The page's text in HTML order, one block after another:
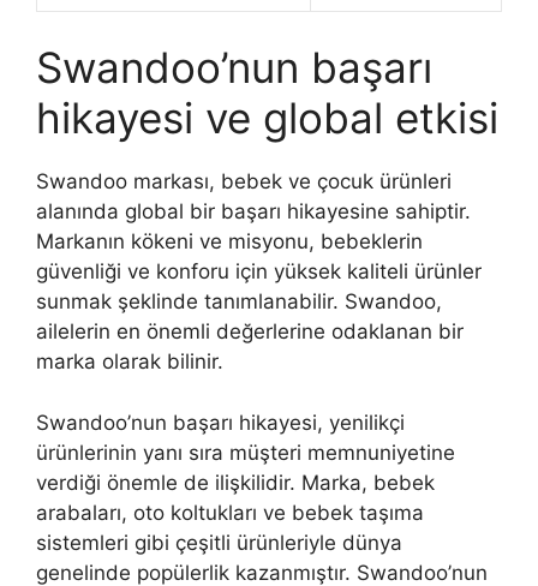
Swandoo’nun başarı
hikayesi ve global etkisi
Swandoo markası, bebek ve çocuk ürünleri
alanında global bir başarı hikayesine sahiptir.
Markanın kökeni ve misyonu, bebeklerin
güvenliği ve konforu için yüksek kaliteli ürünler
sunmak şeklinde tanımlanabilir. Swandoo,
ailelerin en önemli değerlerine odaklanan bir
marka olarak bilinir.
Swandoo’nun başarı hikayesi, yenilikçi
ürünlerinin yanı sıra müşteri memnuniyetine
verdiği önemle de ilişkilidir. Marka, bebek
arabaları, oto koltukları ve bebek taşıma
sistemleri gibi çeşitli ürünleriyle dünya
genelinde popülerlik kazanmıştır. Swandoo’nun